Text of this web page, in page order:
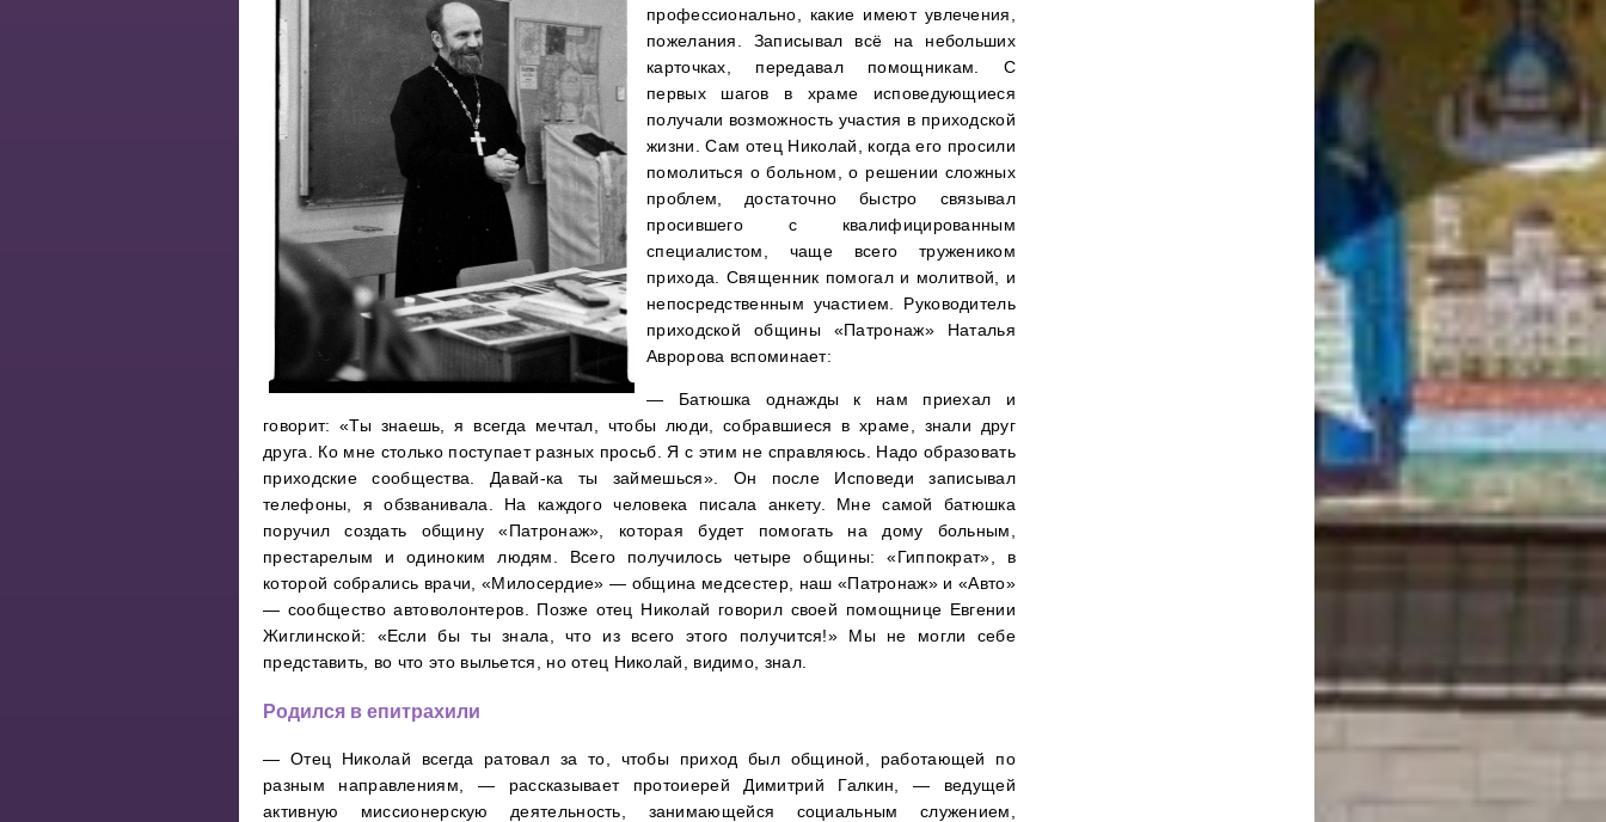
профессионально, какие имеют увлечения,
пожелания. Записывал всё на небольших
карточках, передавал помощникам. С
первых шагов в храме исповедующиеся
получали возможность участия в приходской
жизни. Сам отец Николай, когда его просили
помолиться о больном, о решении сложных
проблем, достаточно быстро связывал
просившего с квалифицированным
специалистом, чаще всего тружеником
прихода. Священник помогал и молитвой, и
непосредственным участием. Руководитель
приходской общины «Патронаж» Наталья
Авророва вспоминает:
— Батюшка однажды к нам приехал и
говорит: «Ты знаешь, я всегда мечтал, чтобы люди, собравшиеся в храме, знали друг
друга. Ко мне столько поступает разных просьб. Я с этим не справляюсь. Надо образовать
приходские сообщества. Давай-ка ты займешься». Он после Исповеди записывал
телефоны, я обзванивала. На каждого человека писала анкету. Мне самой батюшка
поручил создать общину «Патронаж», которая будет помогать на дому больным,
престарелым и одиноким людям. Всего получилось четыре общины: «Гиппократ», в
которой собрались врачи, «Милосердие» — община медсестер, наш «Патронаж» и «Авто»
— сообщество автоволонтеров. Позже отец Николай говорил своей помощнице Евгении
Жиглинской: «Если бы ты знала, что из всего этого получится!» Мы не могли себе
представить, во что это выльется, но отец Николай, видимо, знал.
Родился в епитрахили
— Отец Николай всегда ратовал за то, чтобы приход был общиной, работающей по
разным направлениям, — рассказывает протоиерей Димитрий Галкин, — ведущей
активную миссионерскую деятельность, занимающейся социальным служением,